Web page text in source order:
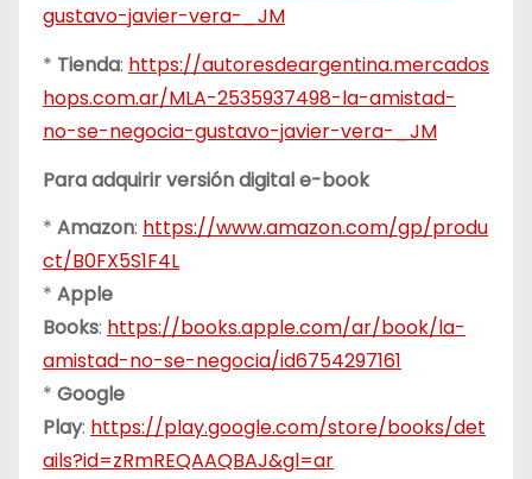
gustavo-javier-vera-_JM
* Tienda: https://autoresdeargentina.mercados
hops.com.ar/MLA-2535937498-la-amistad-
no-se-negocia-gustavo-javier-vera-_JM
Para adquirir versión digital e-book
* Amazon: https://www.amazon.com/gp/produ
ct/B0FX5S1F4L
* Apple
Books: https://books.apple.com/ar/book/la-
amistad-no-se-negocia/id6754297161
* Google
Play: https://play.google.com/store/books/det
ails?id=zRmREQAAQBAJ&gl=ar